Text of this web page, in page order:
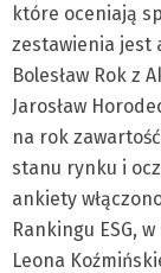
które oceniają
zestawienia jest
Bolesław Rok z
Jarosław
na rok
stanu rynku i
ankiety
Rankingu ESG,
Leona